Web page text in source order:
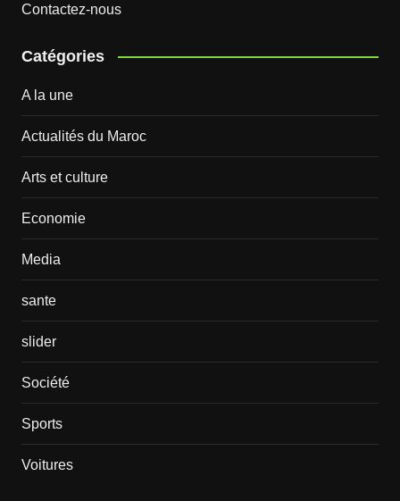
Contactez-nous
Catégories
A la une
Actualités du Maroc
Arts et culture
Economie
Media
sante
slider
Société
Sports
Voitures